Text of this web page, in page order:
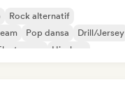
Rock alternatif
Pop dansa
Drill/Jersey
Hip-hop